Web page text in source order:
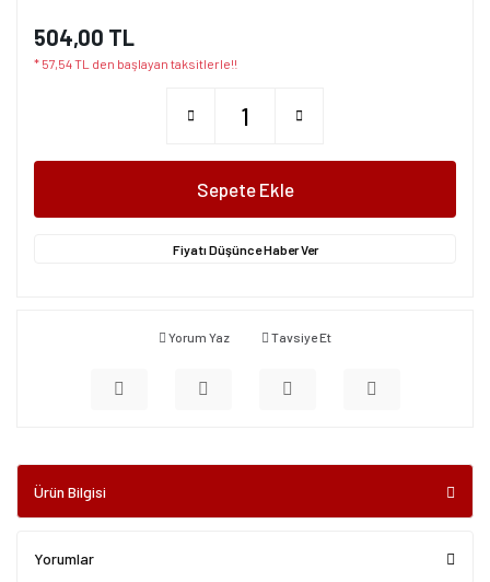
504,00 TL
* 57,54 TL den başlayan taksitlerle!!
Sepete Ekle
Fiyatı Düşünce Haber Ver
Yorum Yaz Tavsiye Et
Ürün Bilgisi
Yorumlar